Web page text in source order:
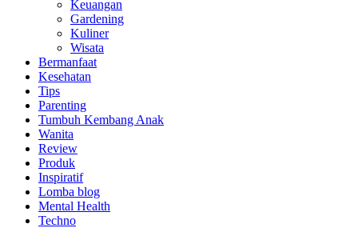
Keuangan
Gardening
Kuliner
Wisata
Bermanfaat
Kesehatan
Tips
Parenting
Tumbuh Kembang Anak
Wanita
Review
Produk
Inspiratif
Lomba blog
Mental Health
Techno